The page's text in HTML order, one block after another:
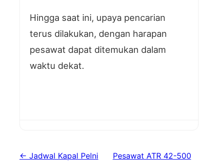
Hingga saat ini, upaya pencarian
terus dilakukan, dengan harapan
pesawat dapat ditemukan dalam
waktu dekat.
← Jadwal Kapal Pelni
Pesawat ATR 42-500